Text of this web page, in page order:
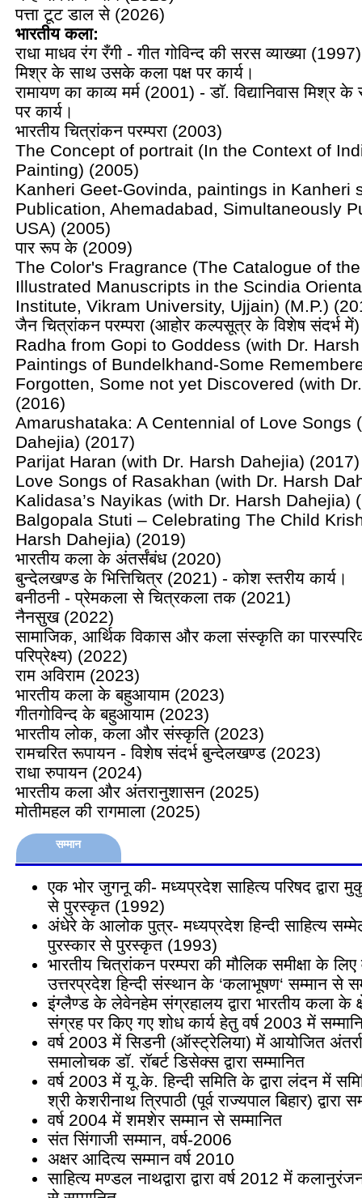
पत्ता टूट डाल से (2026)
भारतीय कला:
राधा माधव रंग रँगी - गीत गोविन्द की सरस व्याख्या (1997)
मिश्र के साथ उसके कला पक्ष पर कार्य।
रामायण का काव्य मर्म (2001) - डाॅ. विद्यानिवास मिश्र
पर कार्य।
भारतीय चित्रांकन परम्परा (2003)
The Concept of portrait (In the Context of
Painting) (2005)
Kanheri Geet-Govinda, paintings in Kanheri
Publication, Ahemadabad, Simultaneously
USA) (2005)
पार रूप के (2009)
The Color's Fragrance (The Catalogue of
Illustrated Manuscripts in the Scindia
Institute, Vikram University, Ujjain) (M.P.)
जैन चित्रांकन परम्परा (आहोर कल्पसूत्र के विशेष संदर्भ
Radha from Gopi to Goddess (with Dr.
Paintings of Bundelkhand-Some
Forgotten, Some not yet Discovered (with
(2016)
Amarushataka: A Centennial of Love Songs
Dahejia) (2017)
Parijat Haran (with Dr. Harsh Dahejia) (2017)
Love Songs of Rasakhan (with Dr. Harsh
Kalidasa’s Nayikas (with Dr. Harsh Dahejia)
Balgopala Stuti – Celebrating The Child
Harsh Dahejia) (2019)
भारतीय कला के अंतर्संबंध (2020)
बुन्देलखण्ड के भित्तिचित्र (2021) - कोश स्तरीय कार्य।
बनीठनी - प्रेमकला से चित्रकला तक (2021)
नैनसुख (2022)
सामाजिक, आर्थिक विकास और कला संस्कृति का
परिप्रेक्ष्य) (2022)
राम अविराम (2023)
भारतीय कला के बहुआयाम (2023)
गीतगोविन्द के बहुआयाम (2023)
भारतीय लोक, कला और संस्कृति (2023)
रामचरित रूपायन - विशेष संदर्भ बुन्देलखण्ड (2023)
राधा रुपायन (2024)
भारतीय कला और अंतरानुशासन (2025)
मोतीमहल की रागमाला (2025)
सम्मान
एक भोर जुगनू की- मध्यप्रदेश साहित्य परिषद द्वारा
से पुरस्कृत (1992)
अंधेरे के आलोक पुत्र- मध्यप्रदेश हिन्दी साहित्य सम्मेलन
पुरस्कार से पुरस्कृत (1993)
भारतीय चित्रांकन परम्परा की मौलिक समीक्षा के
उत्तरप्रदेश हिन्दी संस्थान के ‘कलाभूषण‘ सम्मान से
इंग्लैण्ड के लेवेनहेम संग्रहालय द्वारा भारतीय कला के
संग्रह पर किए गए शोध कार्य हेतु वर्ष 2003 में
वर्ष 2003 में सिडनी (ऑस्ट्रेलिया) में आयोजित
समालोचक डॉ. रॉबर्ट डिसेक्स द्वारा सम्मानित
वर्ष 2003 में यू.के. हिन्दी समिति के द्वारा लंदन में
श्री केशरीनाथ त्रिपाठी (पूर्व राज्यपाल बिहार) द्वारा
वर्ष 2004 में शमशेर सम्मान से सम्मानित
संत सिंगाजी सम्मान, वर्ष-2006
अक्षर आदित्य सम्मान वर्ष 2010
साहित्य मण्डल नाथद्वारा द्वारा वर्ष 2012 में